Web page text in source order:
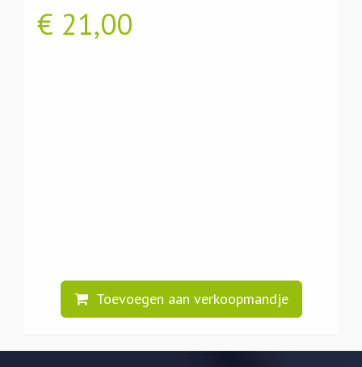
€ 21,00
Toevoegen aan verkoopmandje